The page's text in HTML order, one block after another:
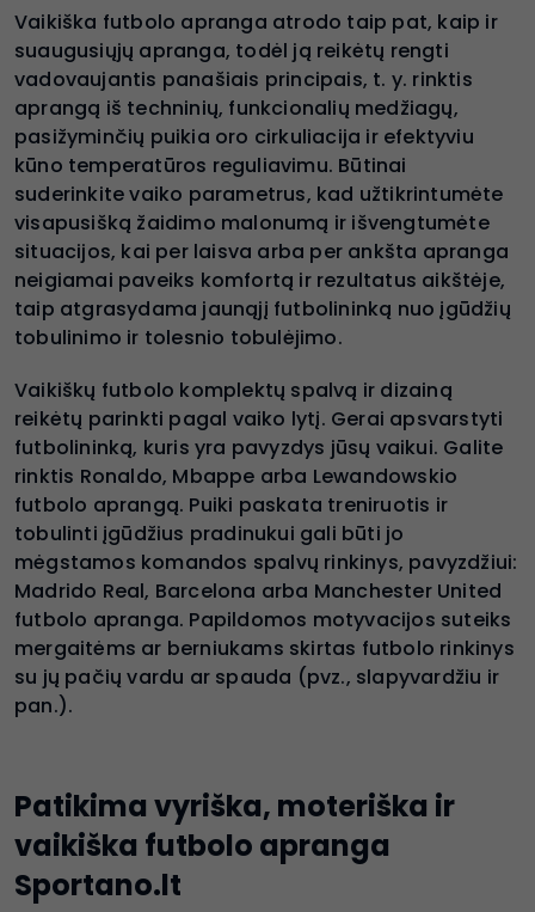
Vaikiška futbolo apranga atrodo taip pat, kaip ir
suaugusiųjų apranga, todėl ją reikėtų rengti
vadovaujantis panašiais principais, t. y. rinktis
aprangą iš techninių, funkcionalių medžiagų,
pasižyminčių puikia oro cirkuliacija ir efektyviu
kūno temperatūros reguliavimu. Būtinai
suderinkite vaiko parametrus, kad užtikrintumėte
visapusišką žaidimo malonumą ir išvengtumėte
situacijos, kai per laisva arba per ankšta apranga
neigiamai paveiks komfortą ir rezultatus aikštėje,
taip atgrasydama jaunąjį futbolininką nuo įgūdžių
tobulinimo ir tolesnio tobulėjimo.
Vaikiškų futbolo komplektų spalvą ir dizainą
reikėtų parinkti pagal vaiko lytį. Gerai apsvarstyti
futbolininką, kuris yra pavyzdys jūsų vaikui. Galite
rinktis Ronaldo, Mbappe arba Lewandowskio
futbolo aprangą. Puiki paskata treniruotis ir
tobulinti įgūdžius pradinukui gali būti jo
mėgstamos komandos spalvų rinkinys, pavyzdžiui:
Madrido Real, Barcelona arba Manchester United
futbolo apranga. Papildomos motyvacijos suteiks
mergaitėms ar berniukams skirtas futbolo rinkinys
su jų pačių vardu ar spauda (pvz., slapyvardžiu ir
pan.).
Patikima vyriška, moteriška ir
vaikiška futbolo apranga
Sportano.lt